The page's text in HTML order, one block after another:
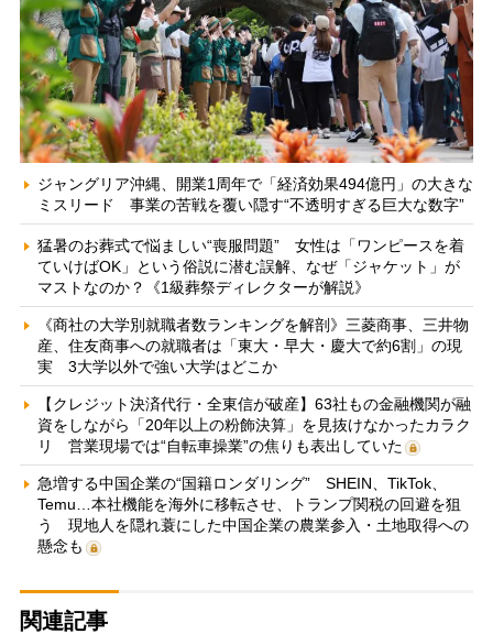
ジャングリア沖縄、開業1周年で「経済効果494億円」の大きな
ミスリード 事業の苦戦を覆い隠す“不透明すぎる巨大な数字”
猛暑のお葬式で悩ましい“喪服問題” 女性は「ワンピースを着
ていけばOK」という俗説に潜む誤解、なぜ「ジャケット」が
マストなのか？《1級葬祭ディレクターが解説》
《商社の大学別就職者数ランキングを解剖》三菱商事、三井物
産、住友商事への就職者は「東大・早大・慶大で約6割」の現
実 3大学以外で強い大学はどこか
【クレジット決済代行・全東信が破産】63社もの金融機関が融
資をしながら「20年以上の粉飾決算」を見抜けなかったカラク
リ 営業現場では“自転車操業”の焦りも表出していた
急増する中国企業の“国籍ロンダリング” SHEIN、TikTok、
Temu…本社機能を海外に移転させ、トランプ関税の回避を狙
う 現地人を隠れ蓑にした中国企業の農業参入・土地取得への
懸念も
関連記事